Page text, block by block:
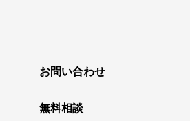
お問い合わせ
無料相談